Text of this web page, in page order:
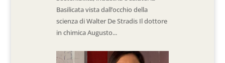
Basilicata vista dall’occhio della
scienza di Walter De Stradis Il dottore
in chimica Augusto...